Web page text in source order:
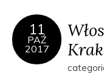
11
PAŹ
2017